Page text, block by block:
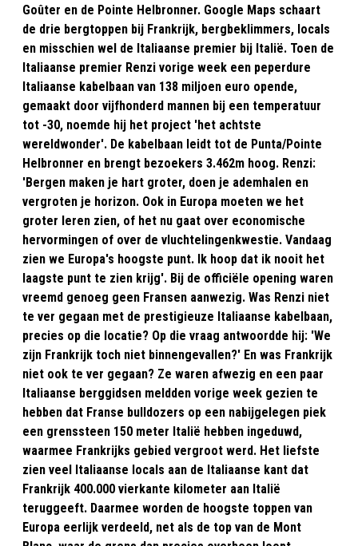
Goûter en de Pointe Helbronner. Google Maps schaart
de drie bergtoppen bij Frankrijk, bergbeklimmers, locals
en misschien wel de Italiaanse premier bij Italië. Toen de
Italiaanse premier Renzi vorige week een peperdure
Italiaanse kabelbaan van 138 miljoen euro opende,
gemaakt door vijfhonderd mannen bij een temperatuur
tot -30, noemde hij het project 'het achtste
wereldwonder'. De kabelbaan leidt tot de Punta/Pointe
Helbronner en brengt bezoekers 3.462m hoog. Renzi:
'Bergen maken je hart groter, doen je ademhalen en
vergroten je horizon. Ook in Europa moeten we het
groter leren zien, of het nu gaat over economische
hervormingen of over de vluchtelingenkwestie. Vandaag
zien we Europa's hoogste punt. Ik hoop dat ik nooit het
laagste punt te zien krijg'. Bij de officiële opening waren
vreemd genoeg geen Fransen aanwezig. Was Renzi niet
te ver gegaan met de prestigieuze Italiaanse kabelbaan,
precies op die locatie? Op die vraag antwoordde hij: 'We
zijn Frankrijk toch niet binnengevallen?' En was Frankrijk
niet ook te ver gegaan? Ze waren afwezig en een paar
Italiaanse berggidsen meldden vorige week gezien te
hebben dat Franse bulldozers op een nabijgelegen piek
een grenssteen 150 meter Italië hebben ingeduwd,
waarmee Frankrijks gebied vergroot werd. Het liefste
zien veel Italiaanse locals aan de Italiaanse kant dat
Frankrijk 400.000 vierkante kilometer aan Italië
teruggeeft. Daarmee worden de hoogste toppen van
Europa eerlijk verdeeld, net als de top van de Mont